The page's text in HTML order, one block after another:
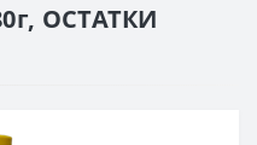
ОСТАТКИ